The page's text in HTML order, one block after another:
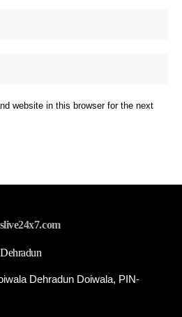
website in this browser for the next
Dehradun Doiwala, PIN-